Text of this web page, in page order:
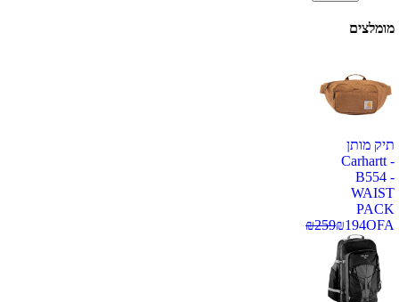
מומלצים
תיק מותן
Carhartt -
B554 -
WAIST
PACK
OFA
₪194
₪259